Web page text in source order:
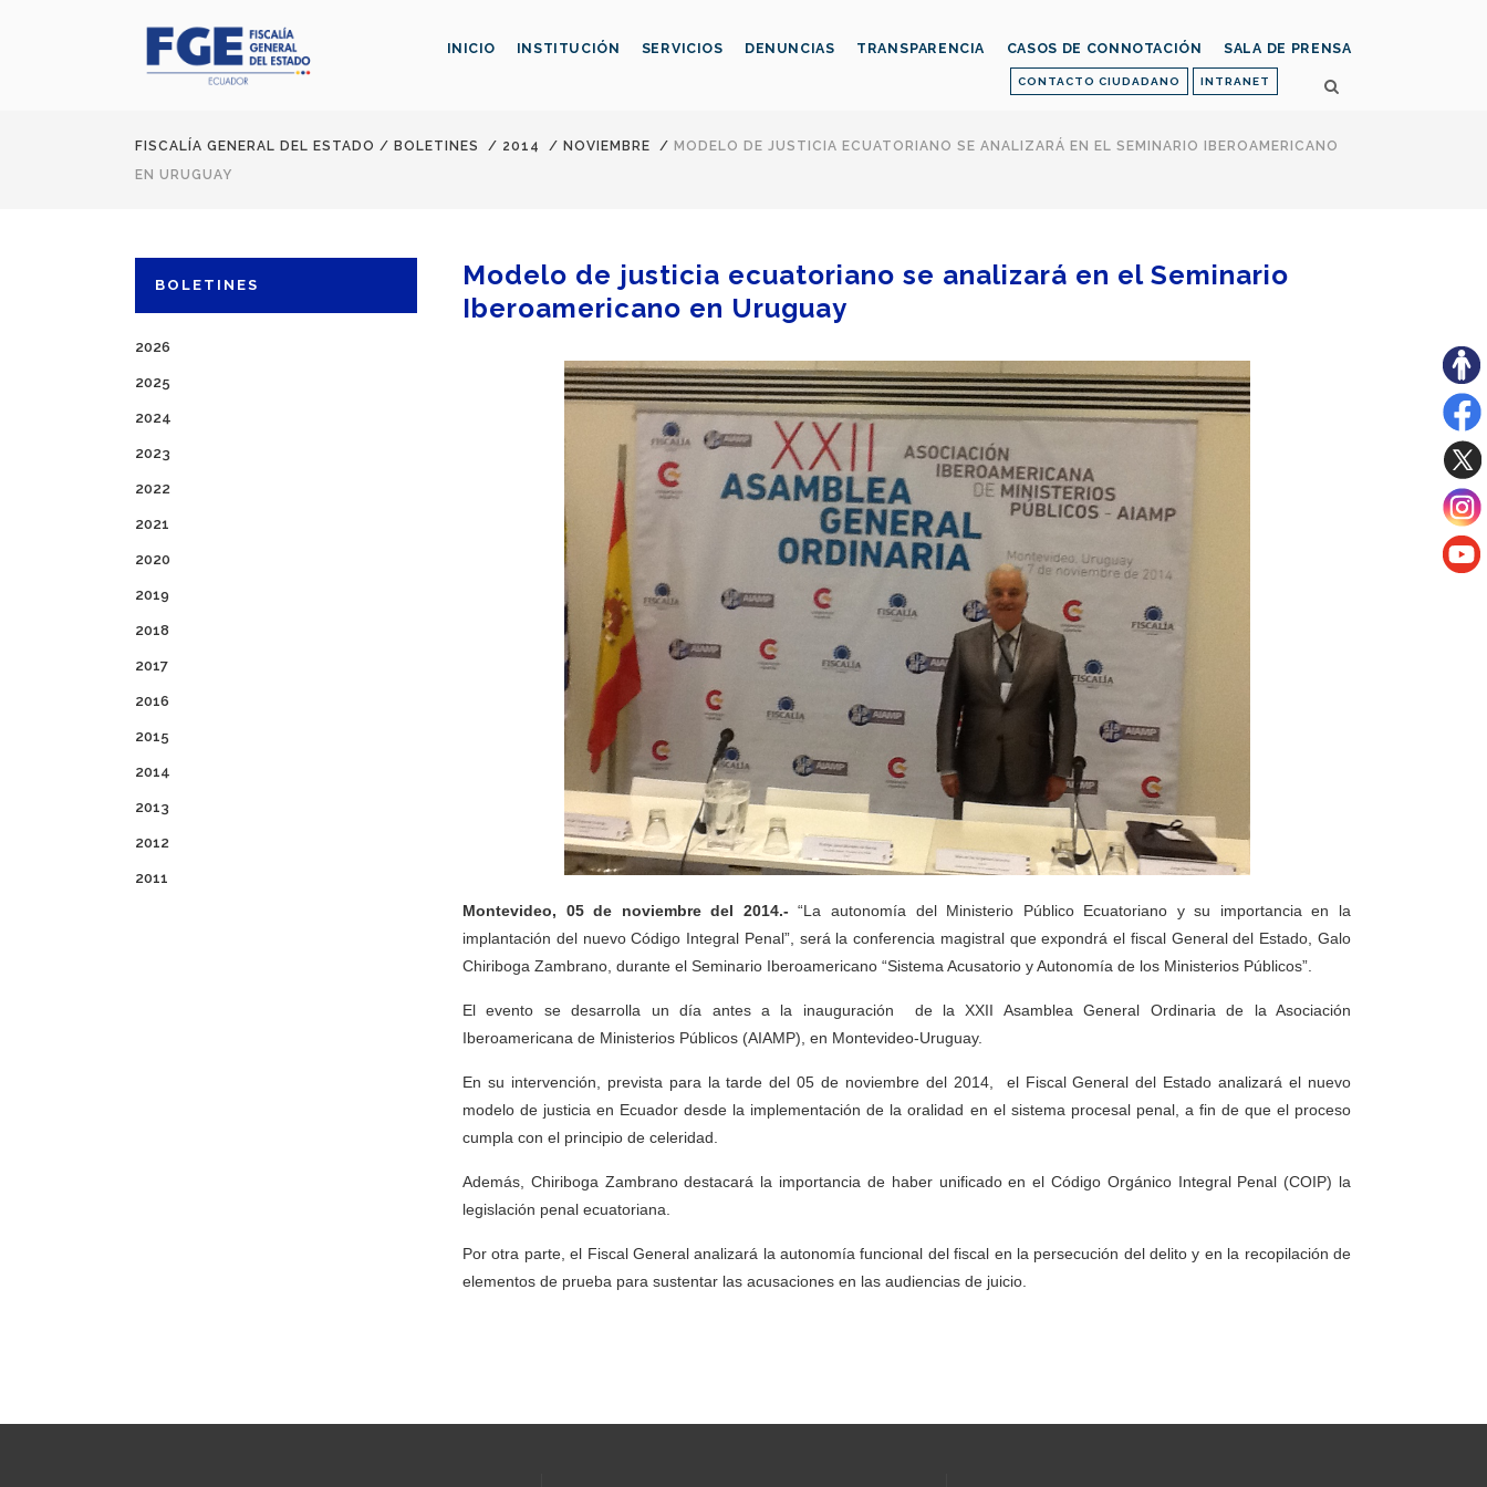
CONTACTO CIUDADANO INTRANET
INICIO INSTITUCIÓN SERVICIOS DENUNCIAS TRANSPARENCIA CASOS DE CONNOTACIÓN SALA DE PRENSA
FISCALÍA GENERAL DEL ESTADO / BOLETINES / 2014 / NOVIEMBRE / MODELO DE JUSTICIA ECUATORIANO SE ANALIZARÁ EN EL SEMINARIO IBEROAMERICANO
EN URUGUAY
BOLETINES
2026
2025
2024
2023
2022
2021
2020
2019
2018
2017
2016
2015
2014
2013
2012
2011
Modelo de justicia ecuatoriano se analizará en el Seminario
Iberoamericano en Uruguay
Montevideo, 05 de noviembre del 2014.- “La autonomía del Ministerio Público Ecuatoriano y su importancia en la
implantación del nuevo Código Integral Penal”, será la conferencia magistral que expondrá el fiscal General del Estado, Galo
Chiriboga Zambrano, durante el Seminario Iberoamericano “Sistema Acusatorio y Autonomía de los Ministerios Públicos”.
El evento se desarrolla un día antes a la inauguración de la XXII Asamblea General Ordinaria de la Asociación
Iberoamericana de Ministerios Públicos (AIAMP), en Montevideo-Uruguay.
En su intervención, prevista para la tarde del 05 de noviembre del 2014, el Fiscal General del Estado analizará el nuevo
modelo de justicia en Ecuador desde la implementación de la oralidad en el sistema procesal penal, a fin de que el proceso
cumpla con el principio de celeridad.
Además, Chiriboga Zambrano destacará la importancia de haber unificado en el Código Orgánico Integral Penal (COIP) la
legislación penal ecuatoriana.
Por otra parte, el Fiscal General analizará la autonomía funcional del fiscal en la persecución del delito y en la recopilación de
elementos de prueba para sustentar las acusaciones en las audiencias de juicio.